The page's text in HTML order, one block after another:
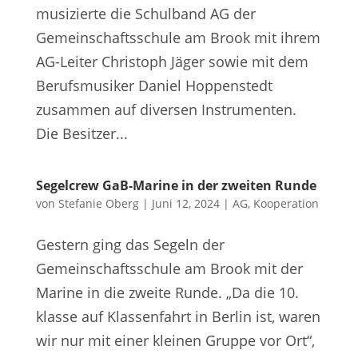
musizierte die Schulband AG der
Gemeinschaftsschule am Brook mit ihrem
AG-Leiter Christoph Jäger sowie mit dem
Berufsmusiker Daniel Hoppenstedt
zusammen auf diversen Instrumenten.
Die Besitzer...
Segelcrew GaB-Marine in der zweiten Runde
von Stefanie Oberg| Juni 12, 2024| AG, Kooperation
Gestern ging das Segeln der
Gemeinschaftsschule am Brook mit der
Marine in die zweite Runde. „Da die 10.
klasse auf Klassenfahrt in Berlin ist, waren
wir nur mit einer kleinen Gruppe vor Ort“,